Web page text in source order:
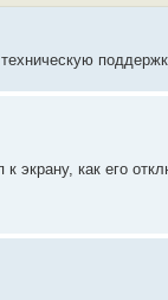
экрану, как его